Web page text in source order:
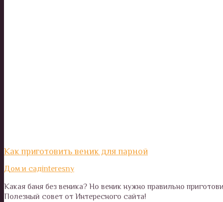
Как приготовить веник для парной
Дом и садinteresny
Какая баня без веника? Но веник нужно правильно
Полезный совет от Интересного сайта!